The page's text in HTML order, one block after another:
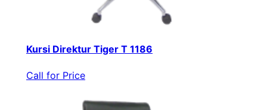
Kursi Direktur Tiger T 1186
Call for Price